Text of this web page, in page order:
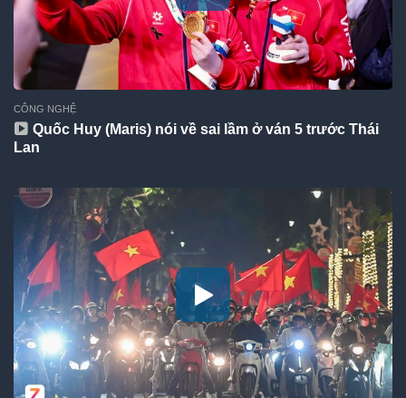
CÔNG NGHỆ
Quốc Huy (Maris) nói về sai lầm ở ván 5 trước Thái
Lan